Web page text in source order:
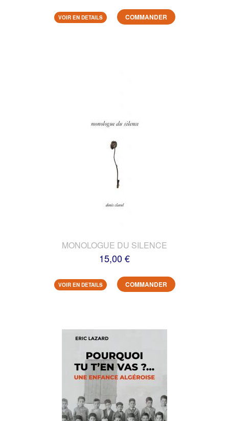
VOIR EN DETAILS COMMANDER
MONOLOGUE DU SILENCE
15,00 €
VOIR EN DETAILS COMMANDER